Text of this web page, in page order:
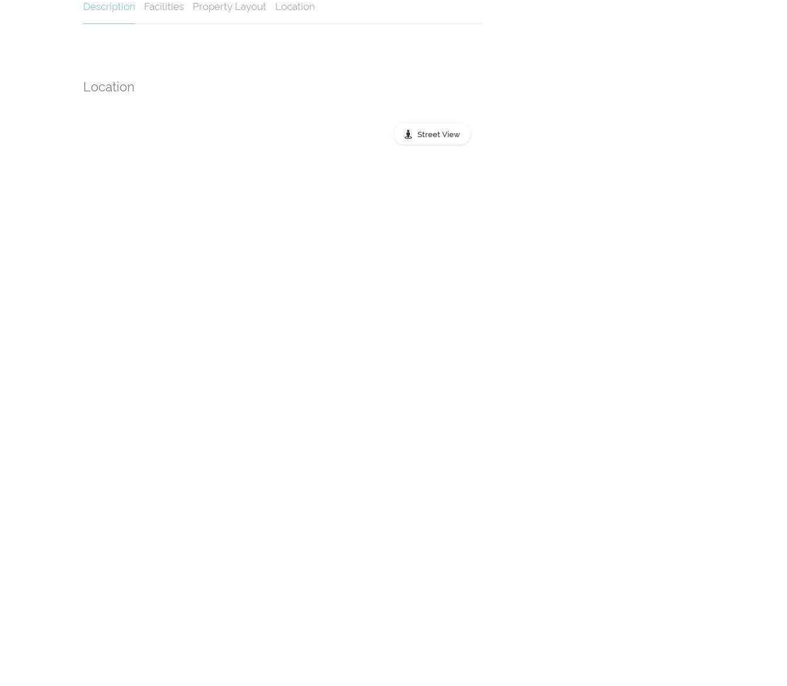
Description Facilities Property Layout Location
Location
Street View